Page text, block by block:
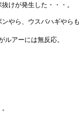
けが発生した・・・。
やら、ウスバハギやら
ルアーには無反応。